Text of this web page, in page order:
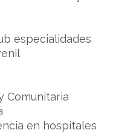
especialidades
Comunitaria
en hospitales